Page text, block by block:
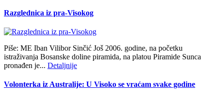
Razglednica iz pra-Visokog
Piše: ME Iban Vilibor Sinčić Još 2006. godine, na početku
istraživanja Bosanske doline piramida, na platou Piramide Sunca
pronađen je... Detaljnije
Volonterka iz Australije: U Visoko se vraćam svake godine